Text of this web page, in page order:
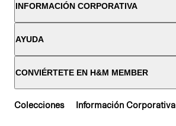
INFORMACIÓN CORPORATIVA
AYUDA
CONVIÉRTETE EN H&M MEMBER
Colecciones Información Corporativa